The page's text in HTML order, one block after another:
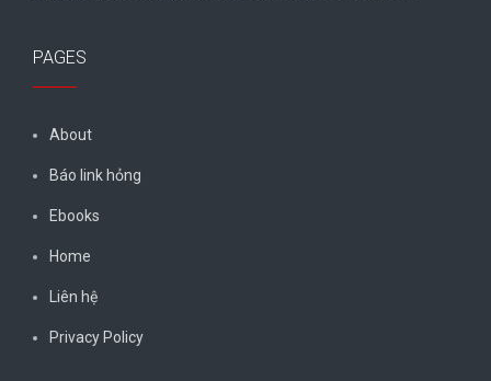
PAGES
About
Báo link hỏng
Ebooks
Home
Liên hệ
Privacy Policy